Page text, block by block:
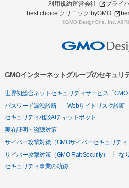
利用規約運営会社
プライ
best choice クリニック byGMO
©GMO DesignOne, Inc. All
GMOインターネットグループのセキュリ
世界初総合ネットセキュリティサービス「GMO
パスワード漏洩診断
Webサイトリスク診断
セキュリティ相談AIチャットボット
実在証明・盗聴対策
サイバー攻撃対策（GMOサイバーセキュリティ
サイバー攻撃対策（GMO Flatt Security）
な
セキュリティ事業の軌跡